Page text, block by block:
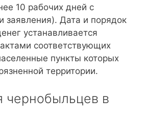
10 рабочих дней с
заявления). Дата и порядок
устанавливается
соответствующих
пункты которых
территории.
чернобыльцев в